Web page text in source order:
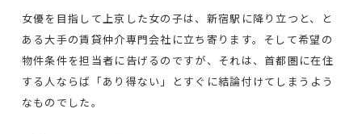
女優を目指して上京した女の子は、新宿駅に降り立つと、と
ある大手の賃貸仲介専門会社に立ち寄ります。そして希望の
物件条件を担当者に告げるのですが、それは、首都圏に在住
する人ならば「あり得ない」とすぐに結論付けてしまうよう
なものでした。